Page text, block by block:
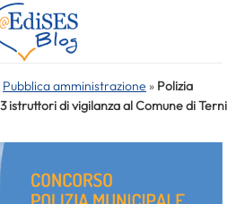
Pubblica amministrazione » Polizia
istruttori di vigilanza al Comune di Terni